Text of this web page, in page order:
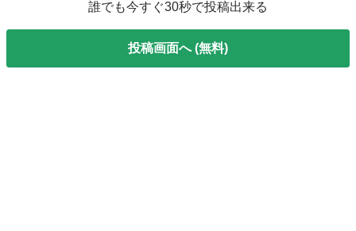
誰でも今すぐ30秒で投稿出来る
投稿画面へ (無料)